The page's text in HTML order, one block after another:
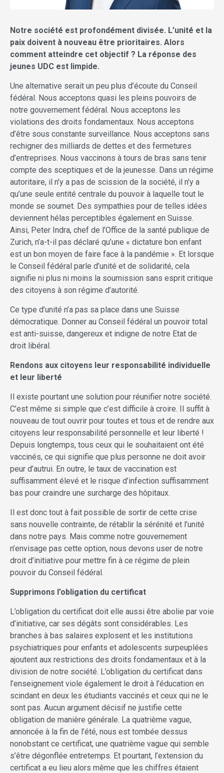
Notre société est profondément divisée. L’unité et la
paix doivent à nouveau être prioritaires. Alors
comment atteindre cet objectif ? La réponse des
jeunes UDC est limpide.
Une alternative serait un peu plus d’écoute du Conseil
fédéral. Nous acceptons quasi les pleins pouvoirs de
notre gouvernement fédéral. Nous acceptons les
violations des droits fondamentaux. Nous acceptons
d’être sous constante surveillance. Nous acceptons sans
rechigner des milliards de dettes et des fermetures
d’entreprises. Nous vaccinons à tours de bras sans tenir
compte des sceptiques et de la jeunesse. Dans un régime
autoritaire, il n’y a pas de scission de la société, il n’y a
qu’une seule entité centrale du pouvoir à laquelle tout le
monde se soumet. Des sympathies pour de telles idées
deviennent hélas perceptibles également en Suisse.
Ainsi, Peter Indra, chef de l’Office de la santé publique de
Zurich, n’a-t-il pas déclaré qu’une « dictature bon enfant
est un bon moyen de faire face à la pandémie ». Et lorsque
le Conseil fédéral parle d’unité et de solidarité, cela
signifie ni plus ni moins la soumission sans esprit critique
des citoyens à son régime d’autorité.
Ce type d’unité n’a pas sa place dans une Suisse
démocratique. Donner au Conseil fédéral un pouvoir total
est anti-suisse, dangereux et indigne de notre Etat de
droit libéral.
Rendons aux citoyens leur responsabilité individuelle
et leur liberté
Il existe pourtant une solution pour réunifier notre société.
C’est même si simple que c’est difficile à croire. Il suffit à
nouveau de tout ouvrir pour toutes et tous et de rendre aux
citoyens leur responsabilité personnelle et leur liberté !
Depuis longtemps, tous ceux qui le souhaitaient ont été
vaccinés, ce qui signifie que plus personne ne doit avoir
peur d’autrui. En outre, le taux de vaccination est
suffisamment élevé et le risque d’infection suffisamment
bas pour craindre une surcharge des hôpitaux.
Il est donc tout à fait possible de sortir de cette crise
sans nouvelle contrainte, de rétablir la sérénité et l’unité
dans notre pays. Mais comme notre gouvernement
n’envisage pas cette option, nous devons user de notre
droit d’initiative pour mettre fin à ce régime de plein
pouvoir du Conseil fédéral.
Supprimons l’obligation du certificat
L’obligation du certificat doit elle aussi être abolie par voie
d’initiative, car ses dégâts sont considérables. Les
branches à bas salaires explosent et les institutions
psychiatriques pour enfants et adolescents surpeuplées
ajoutent aux restrictions des droits fondamentaux et à la
division de notre société. L’obligation du certificat dans
l’enseignement viole également le droit à l’éducation en
scindant en deux les étudiants vaccinés et ceux qui ne le
sont pas. Aucun argument décisif ne justifie cette
obligation de manière générale. La quatrième vague,
annoncée à la fin de l’été, nous est tombée dessus
nonobstant ce certificat, une quatrième vague qui semble
s’être dégonflée entretemps. Et pourtant, l’extension du
certificat a eu lieu alors même que les chiffres étaient